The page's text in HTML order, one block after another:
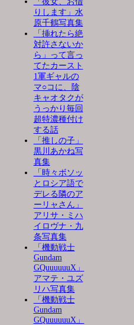
りします」水
原千鶴写真集
「挿れたら絶
対許さないか
ら」って言っ
てたカースト
1軍ギャルの
マ○コに、陰
キャオタクが
うっかり毎回
超特濃種付け
する話
「推しの子」
黒川あかね写
真集
「時々ボソッ
とロシア語で
デレる隣のア
ーリャさん」
アリサ・ミハ
イロヴナ・九
条写真集
「機動戦士
Gundam
GQuuuuuuX」
アマテ・ユズ
リハ写真集
「機動戦士
Gundam
GQuuuuuuX」